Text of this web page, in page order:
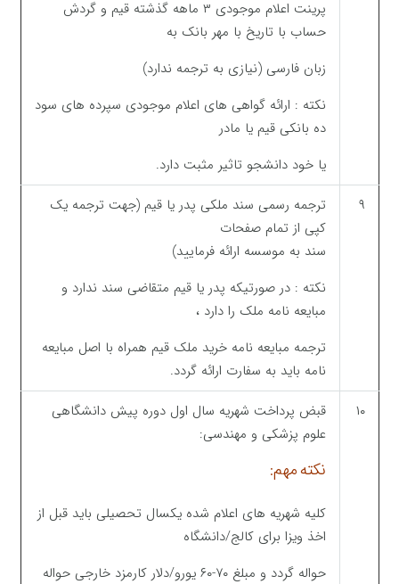
پرینت اعلام موجودی ۳ ماهه گذشته قیم و گردش
حساب با تاریخ با مهر بانک به
زبان فارسی (نیازی به ترجمه ندارد)
نکته : ارائه گواهی های اعلام موجودی سپرده های سود
ده بانکی قیم یا مادر
یا خود دانشجو تاثیر مثبت دارد.
۹
ترجمه رسمی سند ملکی پدر یا قیم (جهت ترجمه یک
کپی از تمام صفحات
سند به موسسه ارائه فرمایید)
نکته : در صورتیکه پدر یا قیم متقاضی سند ندارد و
مبایعه نامه ملک را دارد ،
ترجمه مبایعه نامه خرید ملک قیم همراه با اصل مبایعه
نامه باید به سفارت ارائه گردد.
۱۰
قبض پرداخت شهریه سال اول دوره پیش دانشگاهی
علوم پزشکی و مهندسی:
نکته مهم:
کلیه شهریه های اعلام شده یکسال تحصیلی باید قبل از
اخذ ویزا برای کالج/دانشگاه
حواله گردد و مبلغ ۷۰-۶۰ یورو/دلار کارمزد خارجی حواله